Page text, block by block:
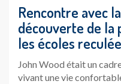
Rencontre avec
découverte de la
les écoles
John Wood était un
vivant une vie